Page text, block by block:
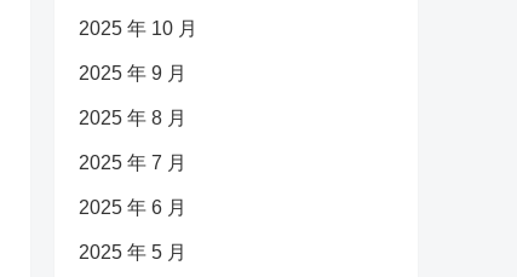
2025 年 10 月
2025 年 9 月
2025 年 8 月
2025 年 7 月
2025 年 6 月
2025 年 5 月